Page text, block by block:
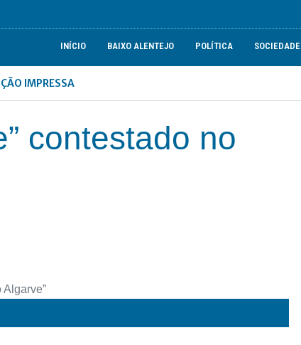
INÍCIO BAIXO ALENTEJO POLÍTICA SOCIEDADE
IMPRESSA
contestado no